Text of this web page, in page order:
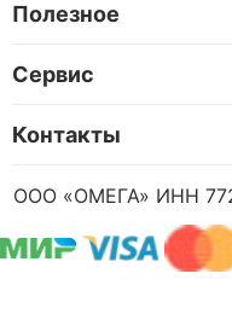
Полезное
Сервис
Контакты
ООО «ОМЕГА» ИНН